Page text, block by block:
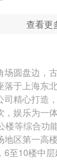
5人间 5000
6人间 6000
面积35㎡
查看更
场圆盘边，
落于上海东
司精心打造
，娱乐为一
楼等综合功
地区第一高
至10楼中层